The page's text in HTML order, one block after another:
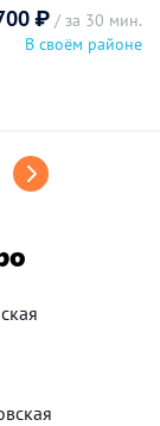
₽ / за 30 мин.
В своём районе